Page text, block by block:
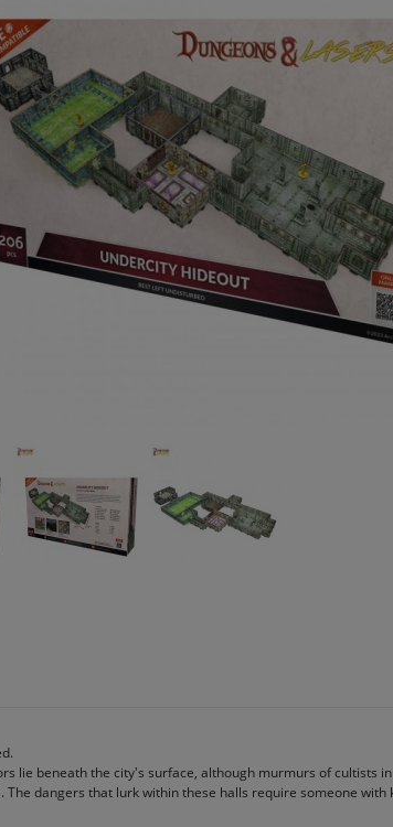
lie beneath the city's surface, although murmurs of cultists
The dangers that lurk within these halls require someone